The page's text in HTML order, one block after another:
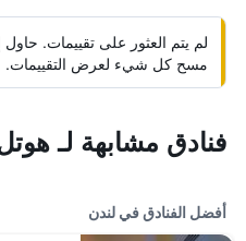
لم يتم العثور على تقييمات.
مسح كل شيء لعرض التقييمات.
فنادق مشابهة لـ
أفضل الفنادق في لندن